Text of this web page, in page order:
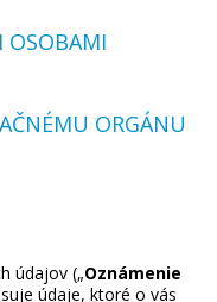
OSOBAMI
ORGÁNU
údajov („Oznámenie
údaje, ktoré o vás